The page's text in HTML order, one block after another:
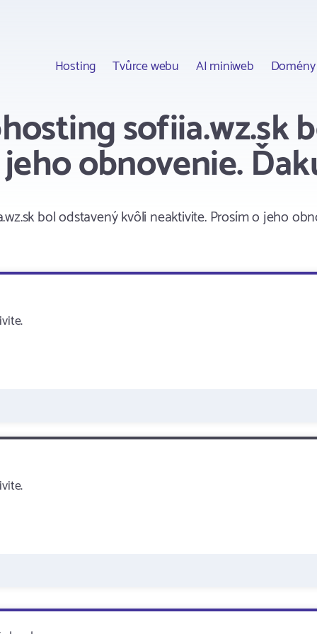
Hosting Tvůrce webu AI miniweb Domény
sofiia.wz.sk
obnovenie.
bol odstavený kvôli neaktivite. Prosím o jeho